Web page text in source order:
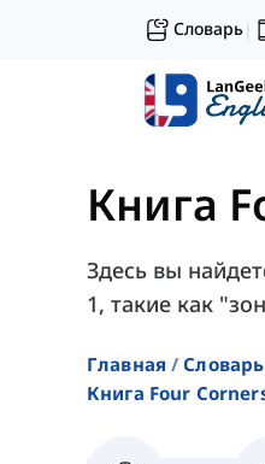
Словарь|
Книга
Здесь вы
1, такие как
Главная Словарь
Книга Four